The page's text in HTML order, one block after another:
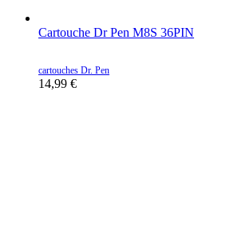
Cartouche Dr Pen M8S 36PIN
cartouches Dr. Pen
14,99 €